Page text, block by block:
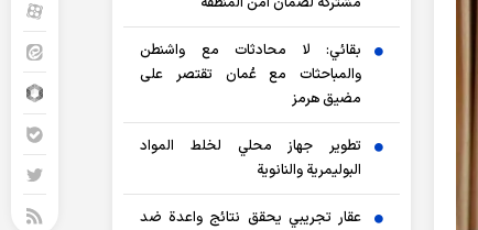
بقائي: لا محادثات مع واشنطن
والمباحثات مع عُمان تقتصر على
مضيق هرمز
تطوير جهاز محلي لخلط المواد
البوليمرية والنانوية
عقار تجريبي يحقق نتائج واعدة ضد